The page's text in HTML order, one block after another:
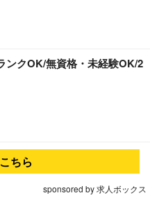
ンクOK/無資格・未経験OK/2
ちら
sponsored by 求人ボックス